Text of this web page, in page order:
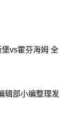
vs霍芬海姆 全
辑部小编整理发